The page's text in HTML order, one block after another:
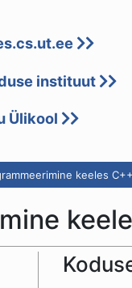
instituut
Ülikool
keeles